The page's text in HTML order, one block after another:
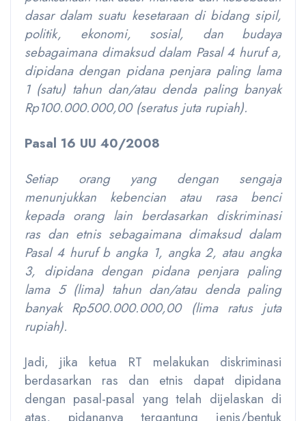
dasar dalam suatu kesetaraan di bidang sipil,
politik, ekonomi, sosial, dan budaya
sebagaimana dimaksud dalam Pasal 4 huruf a,
dipidana dengan pidana penjara paling lama
1 (satu) tahun dan/atau denda paling banyak
Rp100.000.000,00 (seratus juta rupiah).
Pasal 16 UU 40/2008
Setiap orang yang dengan sengaja
menunjukkan kebencian atau rasa benci
kepada orang lain berdasarkan diskriminasi
ras dan etnis sebagaimana dimaksud dalam
Pasal 4 huruf b angka 1, angka 2, atau angka
3, dipidana dengan pidana penjara paling
lama 5 (lima) tahun dan/atau denda paling
banyak Rp500.000.000,00 (lima ratus juta
rupiah).
Jadi, jika ketua RT melakukan diskriminasi
berdasarkan ras dan etnis dapat dipidana
dengan pasal-pasal yang telah dijelaskan di